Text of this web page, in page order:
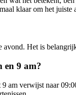
klaar om het juiste
avond. Het is
en 9 am?
am verwijst naar